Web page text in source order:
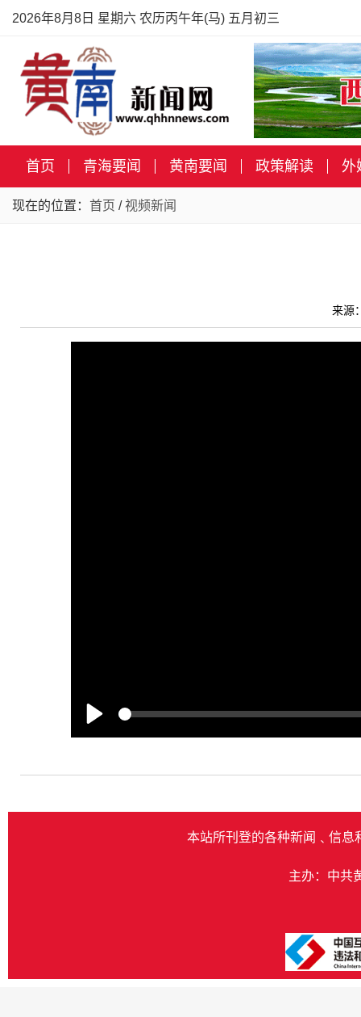
2026年8月8日 星期六 农历丙午年(马) 五月初三
首页 青海要闻 黄南要闻 政策解读 外
现在的位置： 首页 / 视频新闻
来源
本站所刊登的各种新闻﹑信息
主办：中共